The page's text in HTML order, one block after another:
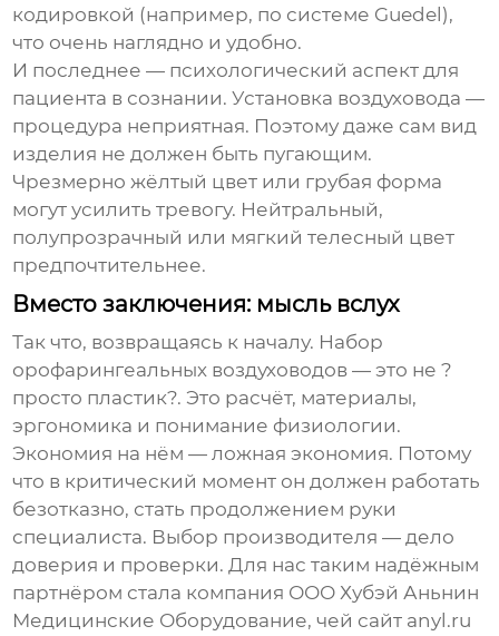
кодировкой (например, по системе Guedel),
что очень наглядно и удобно.
И последнее — психологический аспект для
пациента в сознании. Установка воздуховода —
процедура неприятная. Поэтому даже сам вид
изделия не должен быть пугающим.
Чрезмерно жёлтый цвет или грубая форма
могут усилить тревогу. Нейтральный,
полупрозрачный или мягкий телесный цвет
предпочтительнее.
Вместо заключения: мысль вслух
Так что, возвращаясь к началу. Набор
орофарингеальных воздуховодов — это не ?
просто пластик?. Это расчёт, материалы,
эргономика и понимание физиологии.
Экономия на нём — ложная экономия. Потому
что в критический момент он должен работать
безотказно, стать продолжением руки
специалиста. Выбор производителя — дело
доверия и проверки. Для нас таким надёжным
партнёром стала компания ООО Хубэй Аньнин
Медицинские Оборудование, чей сайт anyl.ru